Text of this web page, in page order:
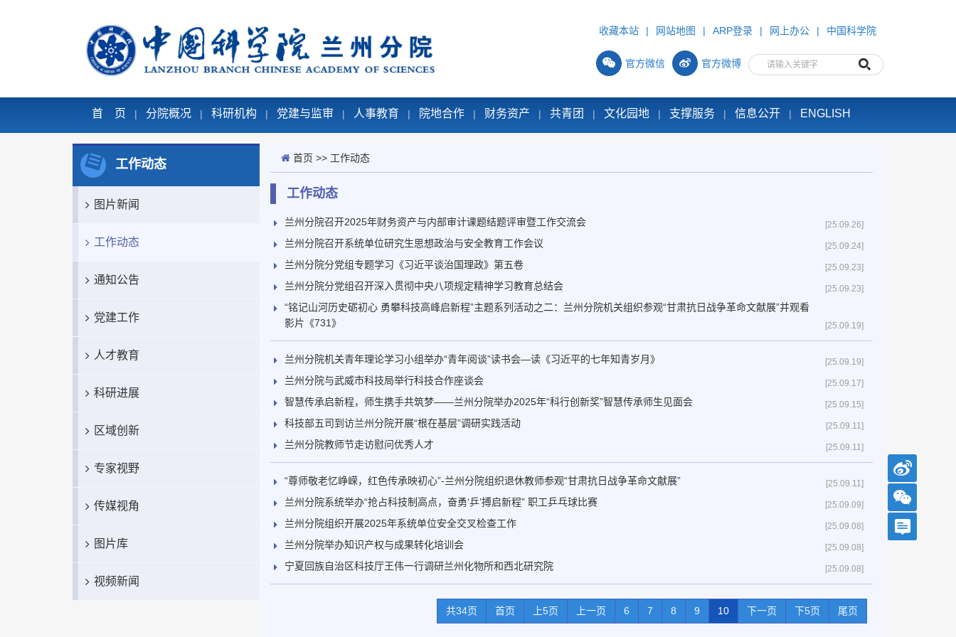
收藏本站 | 网站地图 | ARP登录 | 网上办公 | 中国科学院
官方微信 官方微博
首 页 | 分院概况 | 科研机构 | 党建与监审 | 人事教育 | 院地合作 | 财务资产 | 共青团 | 文化园地 | 支撑服务 | 信息公开 | ENGLISH
工作动态
图片新闻
工作动态
通知公告
党建工作
人才教育
科研进展
区域创新
专家视野
传媒视角
图片库
视频新闻
首页 >> 工作动态
工作动态
[25.09.26]
兰州分院召开2025年财务资产与内部审计课题结题评审暨工作交流会
[25.09.24]
兰州分院召开系统单位研究生思想政治与安全教育工作会议
[25.09.23]
兰州分院分党组专题学习《习近平谈治国理政》第五卷
[25.09.23]
兰州分院分党组召开深入贯彻中央八项规定精神学习教育总结会
[25.09.19]
“铭记山河历史砺初心 勇攀科技高峰启新程”主题系列活动之二：兰州分院机关组织参观“甘肃抗日战争革命文献展”并观看
影片《731》
[25.09.19]
兰州分院机关青年理论学习小组举办“青年阅谈”读书会—读《习近平的七年知青岁月》
[25.09.17]
兰州分院与武威市科技局举行科技合作座谈会
[25.09.15]
智慧传承启新程，师生携手共筑梦——兰州分院举办2025年“科行创新奖”智慧传承师生见面会
[25.09.11]
科技部五司到访兰州分院开展“根在基层”调研实践活动
[25.09.11]
兰州分院教师节走访慰问优秀人才
[25.09.11]
“尊师敬老忆峥嵘，红色传承映初心”-兰州分院组织退休教师参观“甘肃抗日战争革命文献展”
[25.09.09]
兰州分院系统举办“抢占科技制高点，奋勇‘乒’搏启新程” 职工乒乓球比赛
[25.09.08]
兰州分院组织开展2025年系统单位安全交叉检查工作
[25.09.08]
兰州分院举办知识产权与成果转化培训会
[25.09.08]
宁夏回族自治区科技厅王伟一行调研兰州化物所和西北研究院
共34页 首页 上5页 上一页 6 7 8 9 10 下一页 下5页 尾页